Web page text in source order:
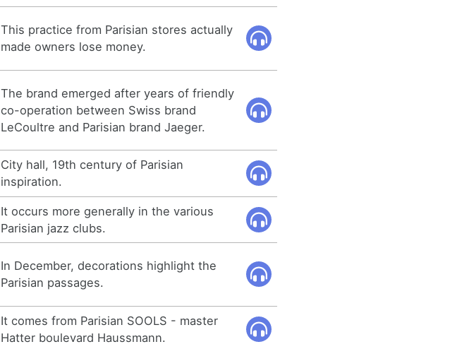
This practice from Parisian stores actually
made owners lose money.
The brand emerged after years of friendly
co-operation between Swiss brand
LeCoultre and Parisian brand Jaeger.
City hall, 19th century of Parisian
inspiration.
It occurs more generally in the various
Parisian jazz clubs.
In December, decorations highlight the
Parisian passages.
It comes from Parisian SOOLS - master
Hatter boulevard Haussmann.